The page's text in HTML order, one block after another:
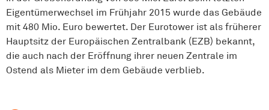
Eigentümerwechsel im Frühjahr 2015 wurde das Gebäude
mit 480 Mio. Euro bewertet. Der Eurotower ist als früherer
Hauptsitz der Europäischen Zentralbank (EZB) bekannt,
die auch nach der Eröffnung ihrer neuen Zentrale im
Ostend als Mieter im dem Gebäude verblieb.